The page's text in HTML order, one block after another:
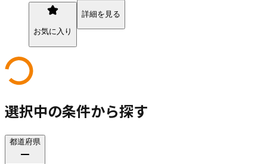
お気に入り
詳細を見る
選択中の条件から探す
都道府県